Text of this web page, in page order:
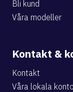
Bli kund
Våra modeller
Kontakt &
Kontakt
Våra lokala